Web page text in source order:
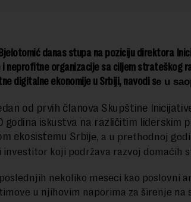
danas stupa na poziciju direktora
i neprofitne organizacije sa ciljem strateškog
digitalne ekonomije u Srbiji, navodi se u
od prvih članova Skupštine
godina iskustva na različitim liderskim
ekosistemu Srbije, a u prethodnoj
investitor koji podržava razvoj domaćih
nekoliko meseci kao poslovni
u njihovim naporima za širenje